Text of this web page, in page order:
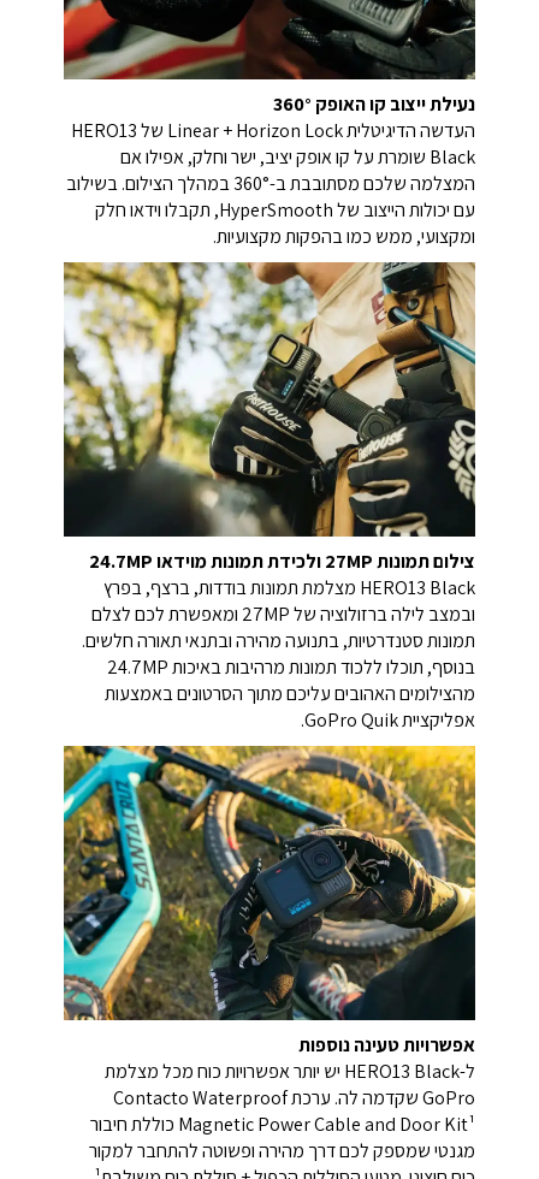
נעילת ייצוב קו האופק 360°
העדשה הדיגיטלית Linear + Horizon Lock של HERO13
Black שומרת על קו אופק יציב, ישר וחלק, אפילו אם
המצלמה שלכם מסתובבת ב-360° במהלך הצילום. בשילוב
עם יכולות הייצוב של HyperSmooth, תקבלו וידאו חלק
ומקצועי, ממש כמו בהפקות מקצועיות.
צילום תמונות 27MP ולכידת תמונות מוידאו 24.7MP
HERO13 Black מצלמת תמונות בודדות, ברצף, בפרץ
ובמצב לילה ברזולוציה של 27MP ומאפשרת לכם לצלם
תמונות סטנדרטיות, בתנועה מהירה ובתנאי תאורה חלשים.
בנוסף, תוכלו ללכוד תמונות מרהיבות באיכות 24.7MP
מהצילומים האהובים עליכם מתוך הסרטונים באמצעות
אפליקציית GoPro Quik.
אפשרויות טעינה נוספות
ל-HERO13 Black יש יותר אפשרויות כוח מכל מצלמת
GoPro שקדמה לה. ערכת Contacto Waterproof
Magnetic Power Cable and Door Kit¹ כוללת חיבור
מגנטי שמספק לכם דרך מהירה ופשוטה להתחבר למקור